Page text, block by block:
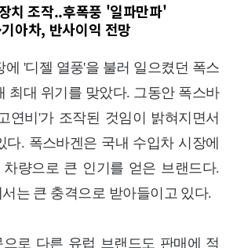
치 조작..후폭풍 '일파만파'
아차, 반사이익 전망
에 '디젤 열풍'을 불러 일으켰던 폭스
최대 위기를 맞았다. 그동안 폭스바
연비'가 조작된 것임이 밝혀지면서
다. 폭스바겐은 국내 수입차 시장에
량으로 큰 인기를 얻은 브랜드다.
는 큰 충격으로 받아들이고 있다.
로 다른 유럽 브랜드도 판매에 적